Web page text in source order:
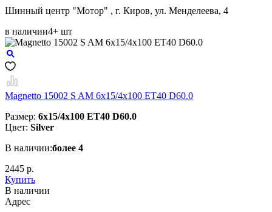
Шинный центр "Мотор" , г. Киров, ул. Менделеева, 4
в наличии4+ шт
Magnetto 15002 S AM 6x15/4x100 ET40 D60.0
Размер: 6x15/4x100 ET40 D60.0
Цвет: Silver
В наличии:более 4
2445 р.
Купить
В наличии
Aдрес